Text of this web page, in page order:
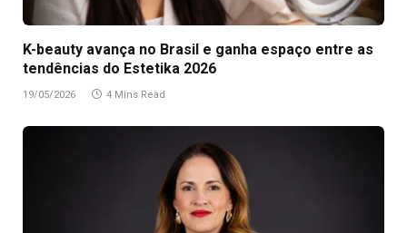
K-beauty avança no Brasil e ganha espaço entre as
tendências do Estetika 2026
19/05/2026 4 Mins Read